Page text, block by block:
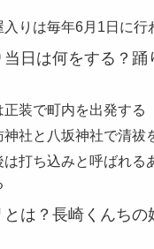
入りは毎年6月1日に行
日は何をする？踊
正装で町内を出発する
神社と八坂神社で清祓
は打ち込みと呼ばれる
とは？長崎くんちの